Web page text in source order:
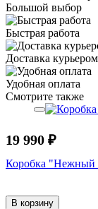
Большой выбор
Быстрая работа
Доставка курьером
Удобная оплата
Смотрите также
19 990 ₽
Коробка "Нежный
В корзину